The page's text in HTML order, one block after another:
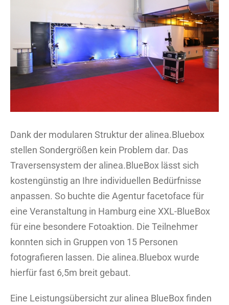
Dank der modularen Struktur der alinea.Bluebox
stellen Sondergrößen kein Problem dar. Das
Traversensystem der alinea.BlueBox lässt sich
kostengünstig an Ihre individuellen Bedürfnisse
anpassen. So buchte die Agentur facetoface für
eine Veranstaltung in Hamburg eine XXL-BlueBox
für eine besondere Fotoaktion. Die Teilnehmer
konnten sich in Gruppen von 15 Personen
fotografieren lassen. Die alinea.Bluebox wurde
hierfür fast 6,5m breit gebaut.
Eine Leistungsübersicht zur alinea BlueBox finden